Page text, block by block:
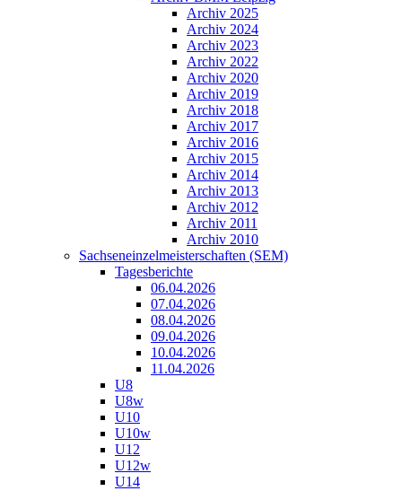
Archiv 2025
Archiv 2024
Archiv 2023
Archiv 2022
Archiv 2020
Archiv 2019
Archiv 2018
Archiv 2017
Archiv 2016
Archiv 2015
Archiv 2014
Archiv 2013
Archiv 2012
Archiv 2011
Archiv 2010
Sachseneinzelmeisterschaften (SEM)
Tagesberichte
06.04.2026
07.04.2026
08.04.2026
09.04.2026
10.04.2026
11.04.2026
U8
U8w
U10
U10w
U12
U12w
U14